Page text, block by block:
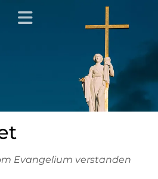
Evangelium verstanden